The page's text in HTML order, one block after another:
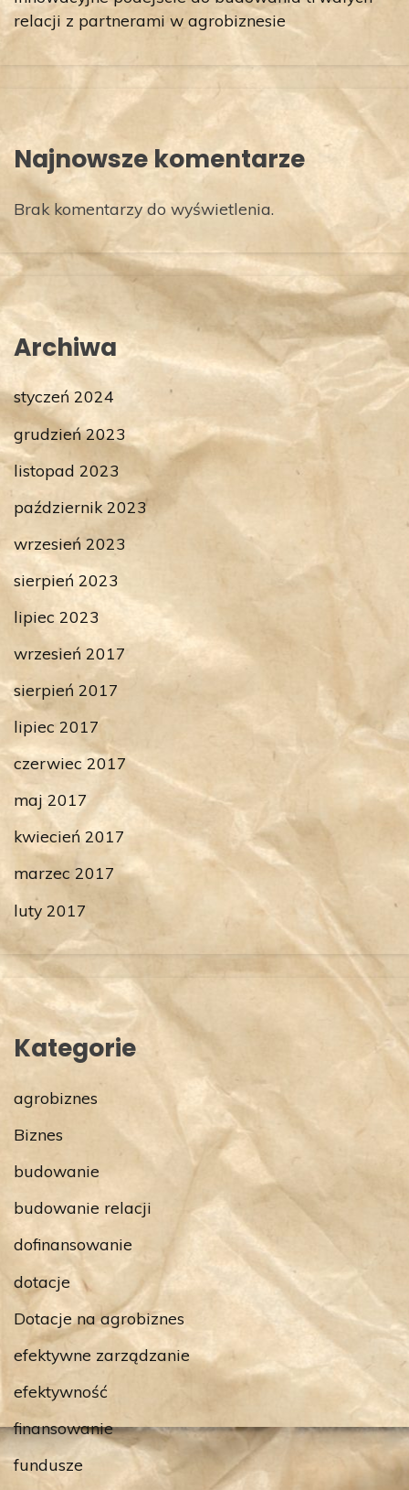
relacji z partnerami w agrobiznesie
Najnowsze komentarze
Brak komentarzy do wyświetlenia.
Archiwa
styczeń 2024
grudzień 2023
listopad 2023
październik 2023
wrzesień 2023
sierpień 2023
lipiec 2023
wrzesień 2017
sierpień 2017
lipiec 2017
czerwiec 2017
maj 2017
kwiecień 2017
marzec 2017
luty 2017
Kategorie
agrobiznes
Biznes
budowanie
budowanie relacji
dofinansowanie
dotacje
Dotacje na agrobiznes
efektywne zarządzanie
efektywność
finansowanie
fundusze